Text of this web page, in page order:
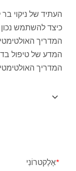
*אֶלֶקטרוֹנִי